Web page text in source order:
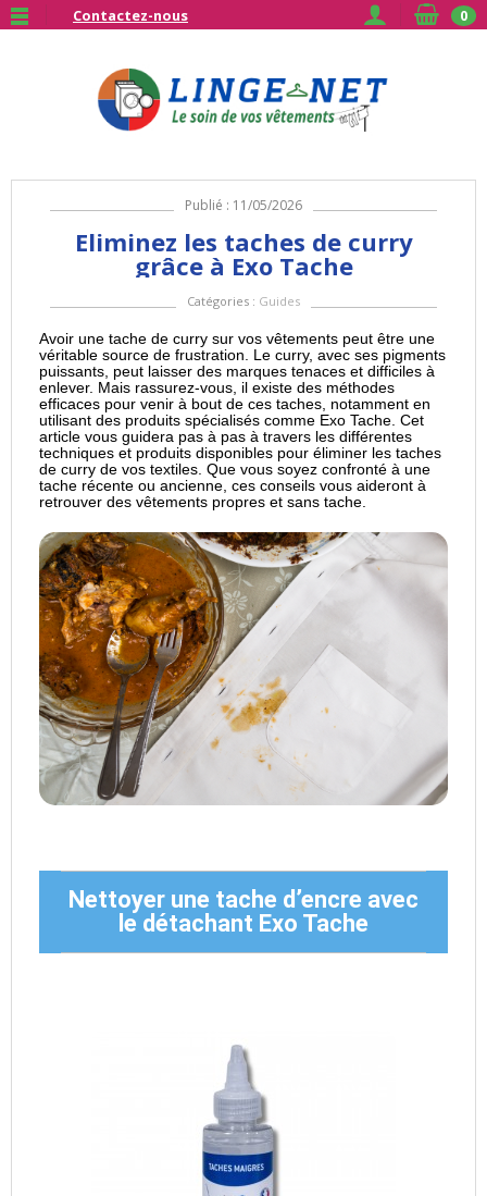
Contactez-nous 0
Publié : 11/05/2026
Eliminez les taches de curry
grâce à Exo Tache
Catégories : Guides
Avoir une tache de curry sur vos vêtements peut être une
véritable source de frustration. Le curry, avec ses pigments
puissants, peut laisser des marques tenaces et difficiles à
enlever. Mais rassurez-vous, il existe des méthodes
efficaces pour venir à bout de ces taches, notamment en
utilisant des produits spécialisés comme Exo Tache. Cet
article vous guidera pas à pas à travers les différentes
techniques et produits disponibles pour éliminer les taches
de curry de vos textiles. Que vous soyez confronté à une
tache récente ou ancienne, ces conseils vous aideront à
retrouver des vêtements propres et sans tache.
Nettoyer une tache d’encre avec
le détachant Exo Tache